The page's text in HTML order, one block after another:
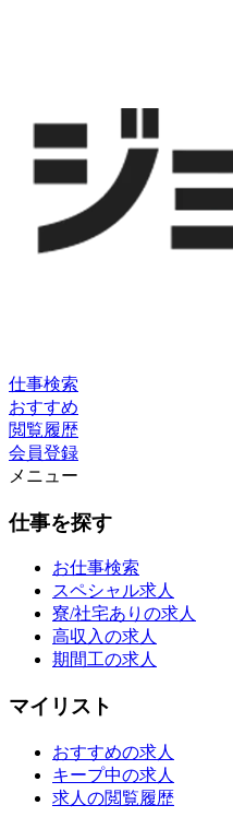
仕事検索
おすすめ
閲覧履歴
会員登録
メニュー
仕事を探す
お仕事検索
スペシャル求人
寮/社宅ありの求人
高収入の求人
期間工の求人
マイリスト
おすすめの求人
キープ中の求人
求人の閲覧履歴